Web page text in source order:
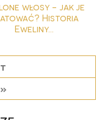
włosy - jak je
Historia
Eweliny...